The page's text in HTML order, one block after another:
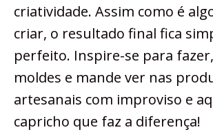
criatividade. Assim como é
criar, o resultado final fica
perfeito. Inspire-se para
moldes e mande ver nas
artesanais com improviso e
capricho que faz a diferença!